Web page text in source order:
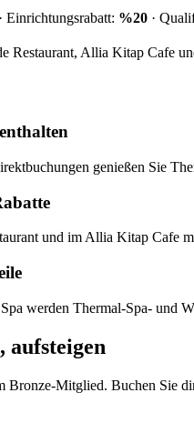
· Einrichtungsrabatt: %20 ·
Restaurant, Allia Kitap Cafe
genießen Sie
und im Allia Kitap Cafe
werden Thermal-Spa- und
aufsteigen
Bronze-Mitglied. Buchen Sie